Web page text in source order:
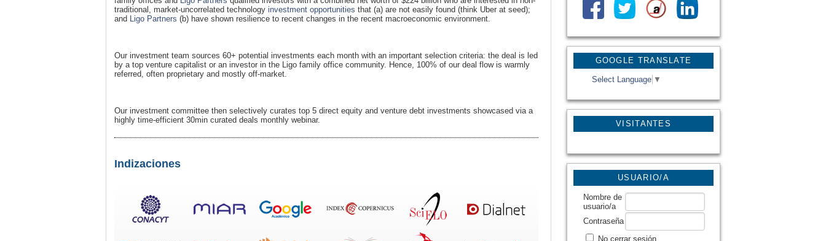
GOOGLE TRANSLATE
Select Language ▼
VISITANTES
USUARIO/A
Nombre de
usuario/a
Contraseña
No cerrar sesión
traditional, market-uncorrelated technology investment opportunities that (a) are not easily found (think Uber at seed);
and Ligo Partners (b) have shown resilience to recent changes in the recent macroeconomic environment.
Our investment team sources 60+ potential investments each month with an important selection criteria: the deal is led
by a top venture capitalist or an investor in the Ligo family office community. Hence, 100% of our deal flow is warmly
referred, often proprietary and mostly off-market.
Our investment committee then selectively curates top 5 direct equity and venture debt investments showcased via a
highly time-efficient 30min curated deals monthly webinar.
Indizaciones